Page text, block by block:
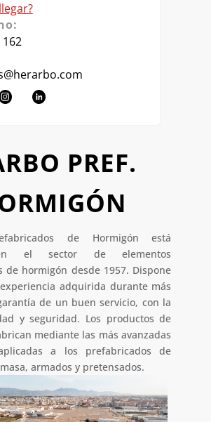
PREF.
de Hormigón está
el sector de elementos
de hormigón desde 1957. Dispone
adquirida durante más
de un buen servicio, con la
y seguridad. Los productos de
mediante las más avanzadas
a los prefabricados de
armados y pretensados.
162